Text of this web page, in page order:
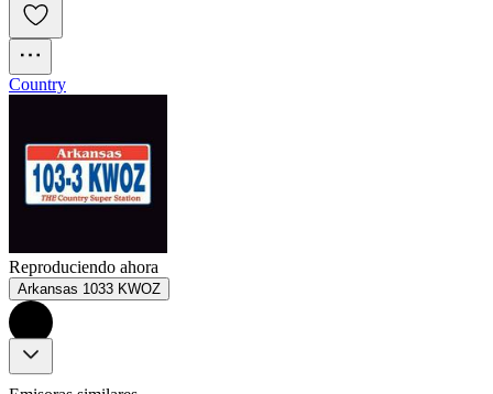
Country
Reproduciendo ahora
Arkansas 1033 KWOZ